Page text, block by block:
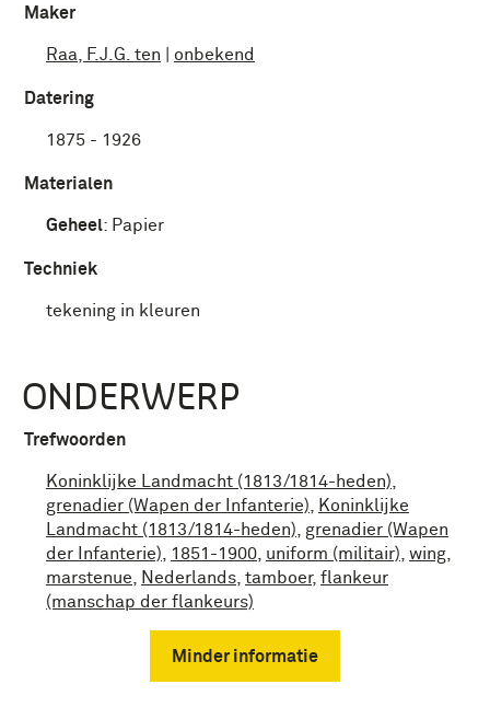
Maker
Raa, F.J.G. ten onbekend
Datering
1875 - 1926
Materialen
Geheel: Papier
Techniek
tekening in kleuren
ONDERWERP
Trefwoorden
Koninklijke Landmacht (1813/1814-heden)
grenadier (Wapen der Infanterie)
Koninklijke
Landmacht (1813/1814-heden)
grenadier (Wapen
der Infanterie)
1851-1900 uniform (militair) wing
marstenue
Nederlands tamboer, flankeur
(manschap der flankeurs)
Minder informatie